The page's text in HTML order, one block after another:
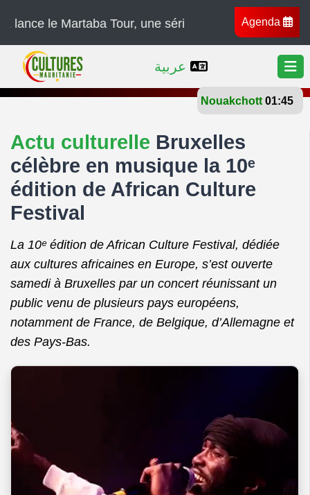
Agenda
Martaba Tour, une série de concerts à travers
Nouakchott 27°
عربية
Actu culturelle Bruxelles
célèbre en musique la 10ᵉ
édition de African Culture
Festival
La 10ᵉ édition de African Culture Festival, dédiée
aux cultures africaines en Europe, s’est ouverte
samedi à Bruxelles par un concert réunissant un
public venu de plusieurs pays européens,
notamment de France, de Belgique, d’Allemagne et
des Pays-Bas.